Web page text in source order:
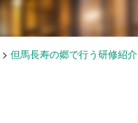
> 但馬長寿の郷で行う研修紹介